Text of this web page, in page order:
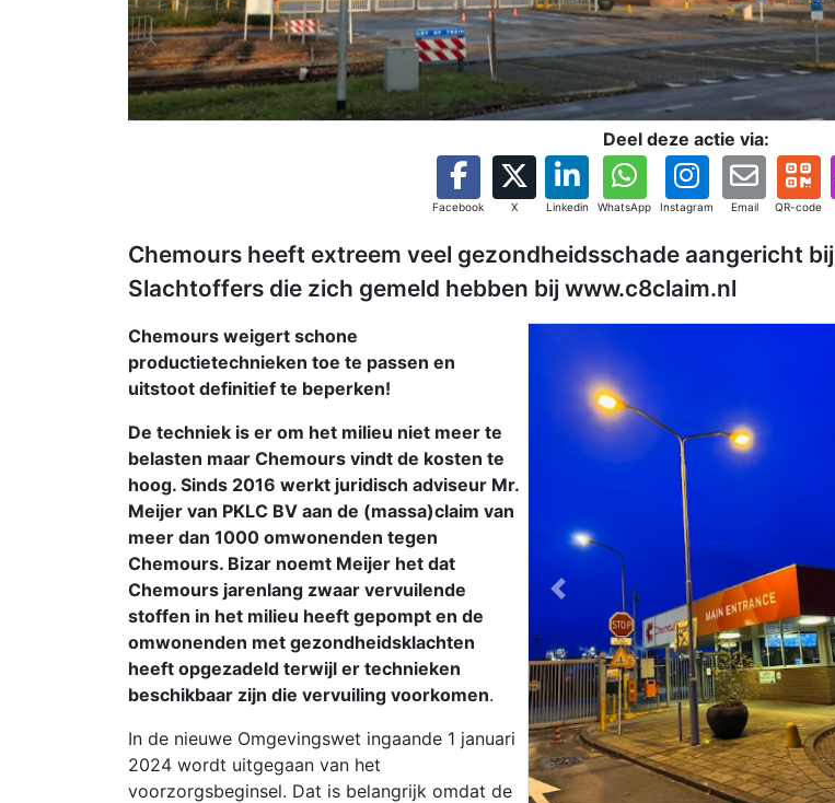
Deel deze actie via:
Facebook X Linkedin WhatsApp Instagram Email QR-code
Chemours heeft extreem veel gezondheidsschade aangericht bij
Slachtoffers die zich gemeld hebben bij www.c8claim.nl
Previous
Chemours weigert schone
productietechnieken toe te passen en
uitstoot definitief te beperken!
De techniek is er om het milieu niet meer te
belasten maar Chemours vindt de kosten te
hoog. Sinds 2016 werkt juridisch adviseur Mr.
Meijer van PKLC BV aan de (massa)claim van
meer dan 1000 omwonenden tegen
Chemours. Bizar noemt Meijer het dat
Chemours jarenlang zwaar vervuilende
stoffen in het milieu heeft gepompt en de
omwonenden met gezondheidsklachten
heeft opgezadeld terwijl er technieken
beschikbaar zijn die vervuiling voorkomen.
In de nieuwe Omgevingswet ingaande 1 januari
2024 wordt uitgegaan van het
voorzorgsbeginsel. Dat is belangrijk omdat de